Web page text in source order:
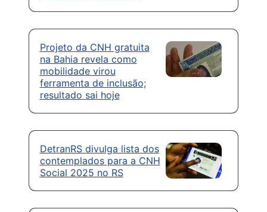
Projeto da CNH gratuita
na Bahia revela como
mobilidade virou
ferramenta de inclusão;
resultado sai hoje
DetranRS divulga lista dos
contemplados para a CNH
Social 2025 no RS